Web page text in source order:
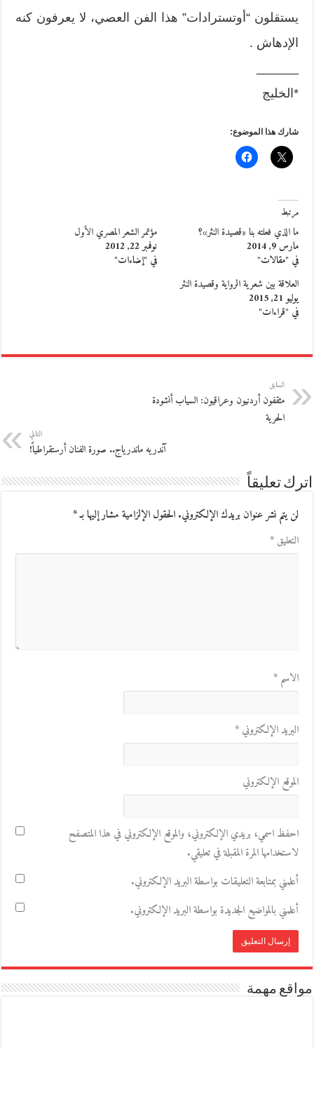
يستقلون “أوتسترادات” هذا الفن العصي، لا يعرفون كنه
الإدهاش .
*الخليج
شارك هذا الموضوع:
مرتبط
ما الذي فعلته بنا «قصيدة النثر»؟
مارس 9, 2014
في "مقالات"
مؤتمر الشعر المصري الأول
نوفمبر 22, 2012
في "إضاءات"
العلاقة بين شعرية الرواية وقصيدة النثر
يوليو 21, 2015
في "قراءات"
السابق
مثقفون أردنيون وعراقيون: السياب أنشودة
الحرية
التالي
آندريه ماندرياج.. صورة الفنان أرستقراطياً!
اترك تعليقاً
لن يتم نشر عنوان بريدك الإلكتروني.الحقول الإلزامية مشار إليها بـ*
التعليق*
الاسم*
البريد الإلكتروني*
الموقع الإلكتروني
احفظ اسمي، بريدي الإلكتروني، والموقع الإلكتروني في هذا المتصفح
لاستخدامها المرة المقبلة في تعليقي.
أعلمني بمتابعة التعليقات بواسطة البريد الإلكتروني.
أعلمني بالمواضيع الجديدة بواسطة البريد الإلكتروني.
مواقع مهمة